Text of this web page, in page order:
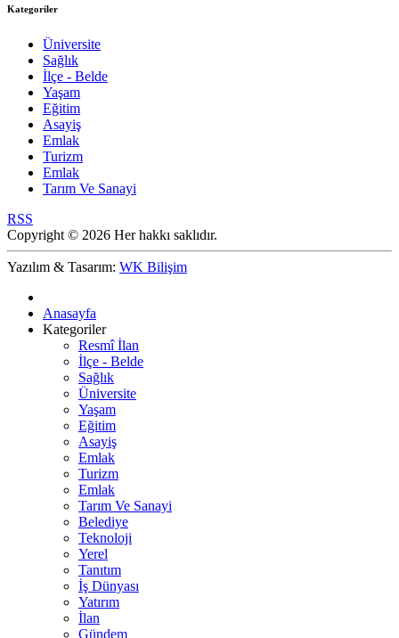
Kategoriler
Üniversite
Sağlık
İlçe - Belde
Yaşam
Eğitim
Asayiş
Emlak
Turizm
Emlak
Tarım Ve Sanayi
RSS
Copyright © 2026 Her hakkı saklıdır.
Yazılım & Tasarım: WK Bilişim
Anasayfa
Kategoriler
Resmî İlan
İlçe - Belde
Sağlık
Üniversite
Yaşam
Eğitim
Asayiş
Emlak
Turizm
Emlak
Tarım Ve Sanayi
Belediye
Teknoloji
Yerel
Tanıtım
İş Dünyası
Yatırım
İlan
Gündem